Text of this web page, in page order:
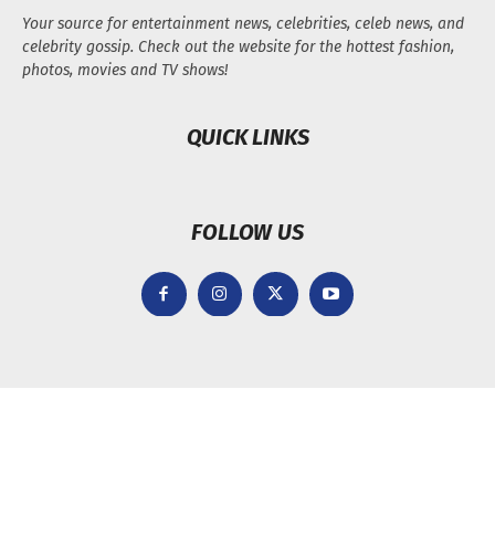
Your source for entertainment news, celebrities, celeb news, and
celebrity gossip. Check out the website for the hottest fashion,
photos, movies and TV shows!
QUICK LINKS
FOLLOW US